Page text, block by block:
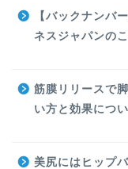
【バックナンバ
ネスジャパンの
筋膜リリースで
い方と効果につ
美尻にはヒップ